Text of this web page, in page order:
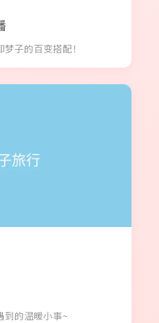
子的百变搭配！
到的温暖小事~